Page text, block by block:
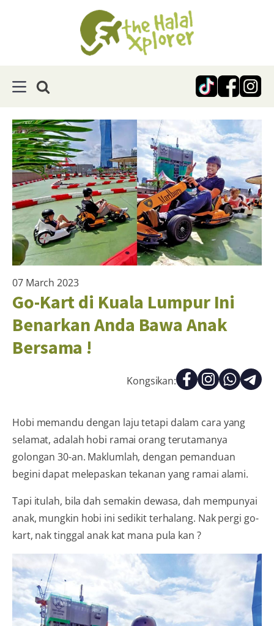
07 March 2023
Go-Kart di Kuala Lumpur Ini
Benarkan Anda Bawa Anak
Bersama !
Kongsikan:
Hobi memandu dengan laju tetapi dalam cara yang
selamat, adalah hobi ramai orang terutamanya
golongan 30-an. Maklumlah, dengan pemanduan
begini dapat melepaskan tekanan yang ramai alami.
Tapi itulah, bila dah semakin dewasa, dah mempunyai
anak, mungkin hobi ini sedikit terhalang. Nak pergi go-
kart, nak tinggal anak kat mana pula kan ?